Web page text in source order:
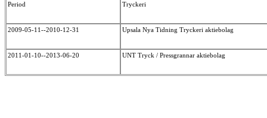
Period Tryckeri
2009-05-11--2010-12-31 Upsala Nya Tidning Tryckeri aktiebolag
2011-01-10--2013-06-20 UNT Tryck / Pressgrannar aktiebolag